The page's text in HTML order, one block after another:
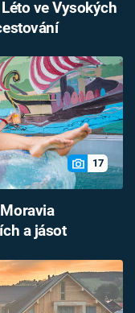
ve Vysokých
17
a jásot